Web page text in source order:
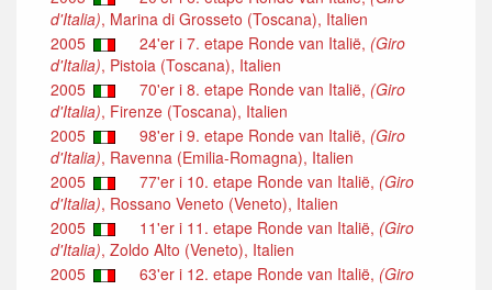
d'Italia), Marina di Grosseto (Toscana), Italien
2005
24'er i 7. etape Ronde van Italië, (Giro
d'Italia), Pistoia (Toscana), Italien
2005
70'er i 8. etape Ronde van Italië, (Giro
d'Italia), Firenze (Toscana), Italien
2005
98'er i 9. etape Ronde van Italië, (Giro
d'Italia), Ravenna (Emilia-Romagna), Italien
2005
77'er i 10. etape Ronde van Italië, (Giro
d'Italia), Rossano Veneto (Veneto), Italien
2005
11'er i 11. etape Ronde van Italië, (Giro
d'Italia), Zoldo Alto (Veneto), Italien
2005
63'er i 12. etape Ronde van Italië, (Giro